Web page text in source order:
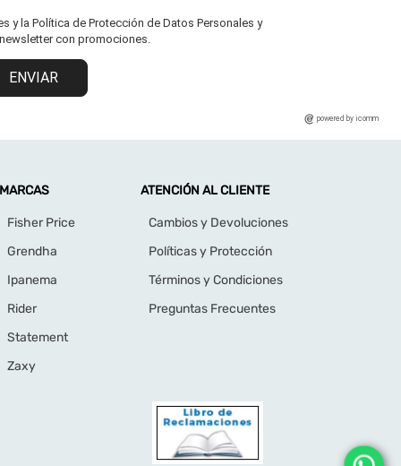
y la Política de Protección de Datos Personales y
con promociones.
ENVIAR
powered by icomm
Fisher Price
Grendha
Ipanema
Rider
Statement
Zaxy
ATENCIÓN AL CLIENTE
Cambios y Devoluciones
Políticas y Protección
Términos y Condiciones
Preguntas Frecuentes